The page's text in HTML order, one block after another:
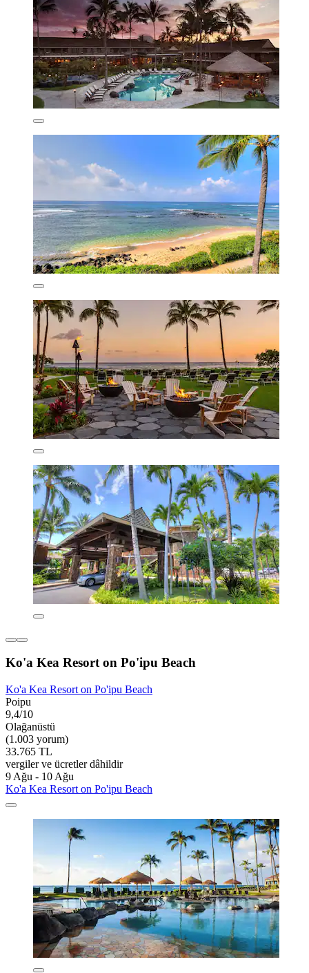
Ko'a Kea Resort on Po'ipu Beach
Ko'a Kea Resort on Po'ipu Beach
Poipu
9,4/10
Olağanüstü
(1.003 yorum)
33.765 TL
vergiler ve ücretler dâhildir
9 Ağu - 10 Ağu
Ko'a Kea Resort on Po'ipu Beach